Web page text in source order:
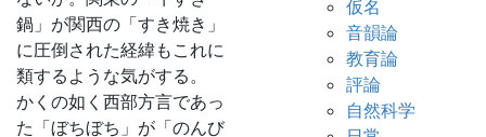
鍋」が関西の「すき焼き」
に圧倒された経緯もこれに
類するような気がする。
かくの如く西部方言であっ
た「ぼちぼち」が「のんび
仮名
音韻論
教育論
評論
自然科学